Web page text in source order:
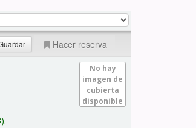
Hacer reserva
No hay
imagen de
cubierta
disponible